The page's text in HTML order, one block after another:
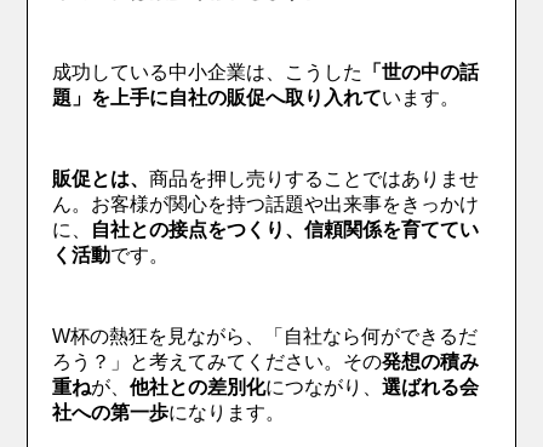
成功している中小企業は、こうした
「世の中の話
題」を上手に自社の販促へ取り入れています。
販促とは、 商品を押し売りすることではありませ
ん。お客様が関心を持つ話題や出来事をきっかけ
に、 自社との接点をつくり、信頼関係を育ててい
く活動です。
W杯の熱狂を見ながら、「自社なら何ができるだ
ろう？」と考えてみてください。その発想の積み
重ねが、他社との差別化につながり、選ばれる会
社への第一歩になります。